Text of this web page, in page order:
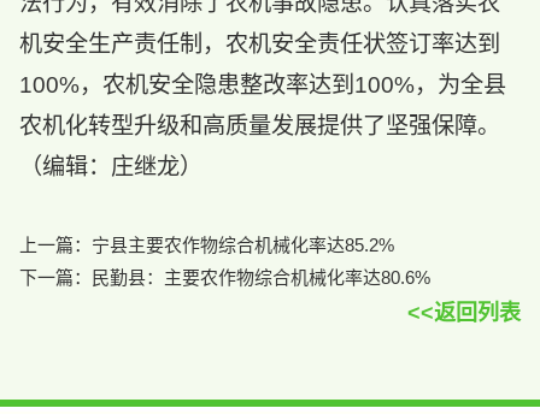
机安全生产责任制，农机安全责任状签订率达到
100%，农机安全隐患整改率达到100%，为全县
农机化转型升级和高质量发展提供了坚强保障。
（编辑：庄继龙）
上一篇： 宁县主要农作物综合机械化率达85.2%
下一篇：
民勤县：主要农作物综合机械化率达80.6%
<<返回列表